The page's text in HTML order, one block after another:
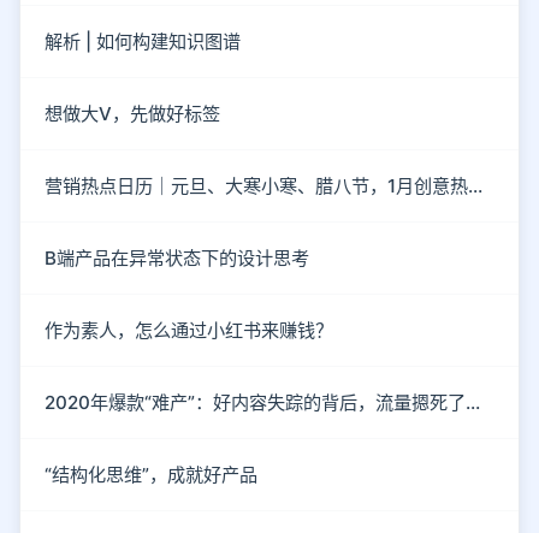
解析 | 如何构建知识图谱
想做大V，先做好标签
营销热点日历｜元旦、大寒小寒、腊八节，1月创意热点都在这
B端产品在异常状态下的设计思考
作为素人，怎么通过小红书来赚钱？
2020年爆款“难产”：好内容失踪的背后，流量摁死了内容
“结构化思维”，成就好产品